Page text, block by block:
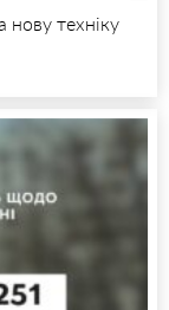
нову техніку